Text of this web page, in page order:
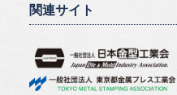
関連サイト